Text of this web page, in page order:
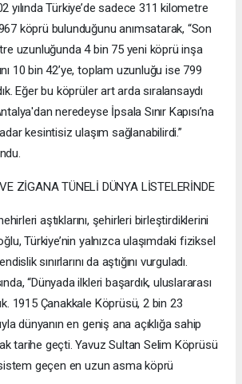
yılında Türkiye’de sadece 311 kilometre
köprü bulunduğunu anımsatarak, “Son
uzunluğunda 4 bin 75 yeni köprü inşa
10 bin 42’ye, toplam uzunluğu ise 799
Eğer bu köprüler art arda sıralansaydı
neredeyse İpsala Sınır Kapısı’na
kesintisiz ulaşım sağlanabilirdi.”
ZİGANA TÜNELİ DÜNYA LİSTELERİNDE
aştıklarını, şehirleri birleştirdiklerini
Türkiye’nin yalnızca ulaşımdaki fiziksel
sınırlarını da aştığını vurguladı.
“Dünyada ilkleri başardık, uluslararası
1915 Çanakkale Köprüsü, 2 bin 23
dünyanın en geniş ana açıklığa sahip
tarihe geçti. Yavuz Sultan Selim Köprüsü
geçen en uzun asma köprü